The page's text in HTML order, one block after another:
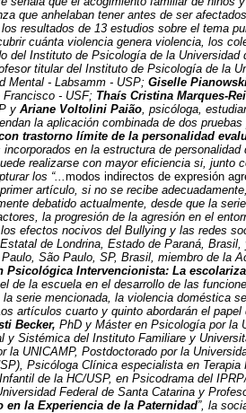
que anhelaban tener antes de ser
resultados de 13 estudios sobre el tema
cuánta violencia genera violencia, los
del Instituto de Psicología de la Universidad
titular del Instituto de Psicología de la
Mental - Labsamm - USP; Giselle
- USF; Thaís Cristina Marques-
y Ariane Voltolini Paião, psicóloga,
la aplicación combinada de dos
trastorno límite de la personalidad
en la estructura de personalidad
realizarse con mayor eficiencia si, junto
los “...modos indirectos de expresión
artículo, si no se recibe
debatido actualmente, desde que la serie
la progresión de la agresión en el
efectos nocivos del Bullying y las redes
de Londrina, Estado de Paraná, Brasil,
São Paulo, SP, Brasil, miembro de la
Psicológica Intervencionista: La
de la escuela en el desarrollo de las
serie mencionada, la violencia doméstica
artículos cuarto y quinto abordarán el papel
Becker, PhD y Máster en Psicología por la
y Sistémica del Instituto Familiare y
la UNICAMP, Postdoctorado por la
Psicóloga Clínica especialista en
de la HC/USP, en Psicodrama del
Federal de Santa Catarina y
en la Experiencia de la Paternidad”, la